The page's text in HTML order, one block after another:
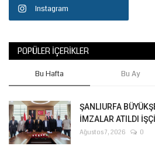
Instagram
POPÜLER İÇERIKLER
Bu Hafta Bu Ay
ŞANLIURFA
İMZALAR ATILDI
Ağustos 7, 2026 0